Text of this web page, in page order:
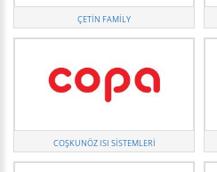
ÇETIN FAMILY
COŞKUNÖZ ISI SISTEMLERI